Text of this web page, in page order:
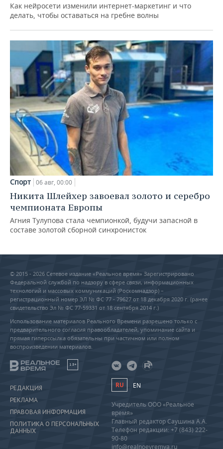
Как нейросети изменили интернет-маркетинг и что
делать, чтобы оставаться на гребне волны
Спорт 06 авг, 00:00
Никита Шлейхер завоевал золото и серебро
чемпионата Европы
Агния Тулупова стала чемпионкой, будучи запасной в
составе золотой сборной синхронисток
© 2015 - 2026 Сетевое издание «Реальное время» Зарегистрировано
Федеральной службой по надзору в сфере связи, информационных
технологий и массовых коммуникаций (Роскомнадзор) –
регистрационный номер ЭЛ № ФС 77 - 79627 от 18 декабря 2020 г. (ранее
свидетельство Эл № ФС 77-59331 от 18 сентября 2014 г.)
Использование материалов Реального Времени разрешено только с
предварительного согласия правообладателей, упоминание сайта и
прямая гиперссылка обязательны при частичном или полном
воспроизведении материалов.
18+
РЕДАКЦИЯ
РЕКЛАМА
ПРАВОВАЯ ИНФОРМАЦИЯ
ПОЛИТИКА О ПЕРСОНАЛЬНЫХ
ДАННЫХ
RU EN
Учредитель ООО «Реальное
время»
Главный редактор Саушина А.А.
Телефон редакции: +7 (843) 222-
90-80
info@realnoevremya.ru